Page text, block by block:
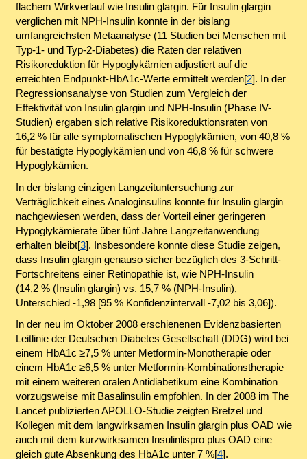
flachem Wirkverlauf wie Insulin glargin. Für Insulin glargin
verglichen mit NPH-Insulin konnte in der bislang
umfangreichsten Metaanalyse (11 Studien bei Menschen mit
Typ-1- und Typ-2-Diabetes) die Raten der relativen
Risikoreduktion für Hypoglykämien adjustiert auf die
erreichten Endpunkt-HbA1c-Werte ermittelt werden[2]. In der
Regressionsanalyse von Studien zum Vergleich der
Effektivität von Insulin glargin und NPH-Insulin (Phase IV-
Studien) ergaben sich relative Risikoreduktionsraten von
16,2 % für alle symptomatischen Hypoglykämien, von 40,8 %
für bestätigte Hypoglykämien und von 46,8 % für schwere
Hypoglykämien.
In der bislang einzigen Langzeituntersuchung zur
Verträglichkeit eines Analoginsulins konnte für Insulin glargin
nachgewiesen werden, dass der Vorteil einer geringeren
Hypoglykämierate über fünf Jahre Langzeitanwendung
erhalten bleibt[3]. Insbesondere konnte diese Studie zeigen,
dass Insulin glargin genauso sicher bezüglich des 3-Schritt-
Fortschreitens einer Retinopathie ist, wie NPH-Insulin
(14,2 % (Insulin glargin) vs. 15,7 % (NPH-Insulin),
Unterschied -1,98 [95 % Konfidenzintervall -7,02 bis 3,06]).
In der neu im Oktober 2008 erschienenen Evidenzbasierten
Leitlinie der Deutschen Diabetes Gesellschaft (DDG) wird bei
einem HbA1c ≥7,5 % unter Metformin-Monotherapie oder
einem HbA1c ≥6,5 % unter Metformin-Kombinationstherapie
mit einem weiteren oralen Antidiabetikum eine Kombination
vorzugsweise mit Basalinsulin empfohlen. In der 2008 im The
Lancet publizierten APOLLO-Studie zeigten Bretzel und
Kollegen mit dem langwirksamen Insulin glargin plus OAD wie
auch mit dem kurzwirksamen Insulinlispro plus OAD eine
gleich gute Absenkung des HbA1c unter 7 %[4].